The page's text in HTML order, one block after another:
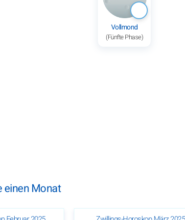
Vollmond
(Fünfte Phase)
einen Monat